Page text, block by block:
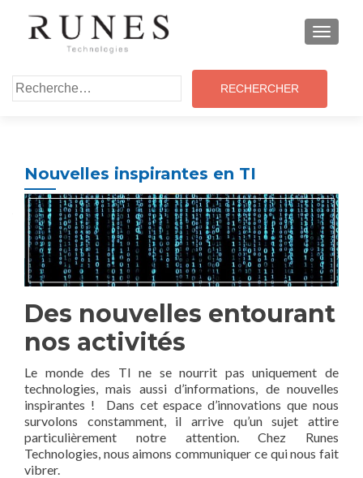
MENU
Rechercher :
Nouvelles inspirantes en TI
Des nouvelles entourant
nos activités
Le monde des TI ne se nourrit pas uniquement de
technologies, mais aussi d’informations, de nouvelles
inspirantes ! Dans cet espace d’innovations que nous
survolons constamment, il arrive qu’un sujet attire
particulièrement notre attention. Chez Runes
Technologies, nous aimons communiquer ce qui nous fait
vibrer.